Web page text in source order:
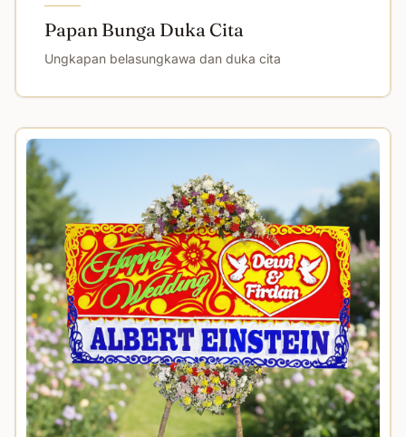
Papan Bunga Duka Cita
Ungkapan belasungkawa dan duka cita